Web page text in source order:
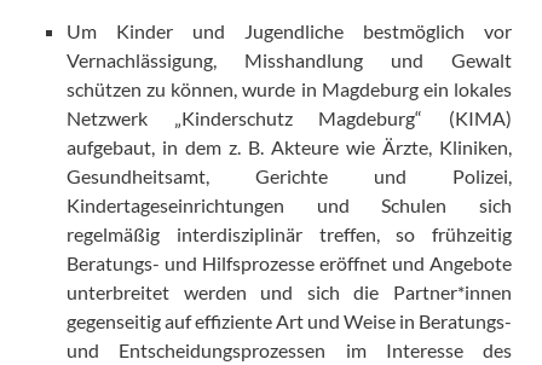
Um Kinder und Jugendliche bestmöglich vor
Vernachlässigung, Misshandlung und Gewalt
schützen zu können, wurde in Magdeburg ein lokales
Netzwerk „Kinderschutz Magdeburg“ (KIMA)
aufgebaut, in dem z. B. Akteure wie Ärzte, Kliniken,
Gesundheitsamt, Gerichte und Polizei,
Kindertageseinrichtungen und Schulen sich
regelmäßig interdisziplinär treffen, so frühzeitig
Beratungs- und Hilfsprozesse eröffnet und Angebote
unterbreitet werden und sich die Partner*innen
gegenseitig auf effiziente Art und Weise in Beratungs-
und Entscheidungsprozessen im Interesse des